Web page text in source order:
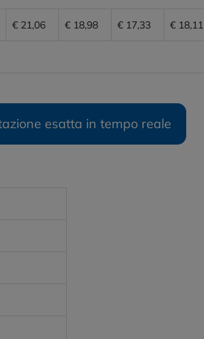
€ 21,06 € 18,98 € 17,33 € 18,11
esatta in tempo reale